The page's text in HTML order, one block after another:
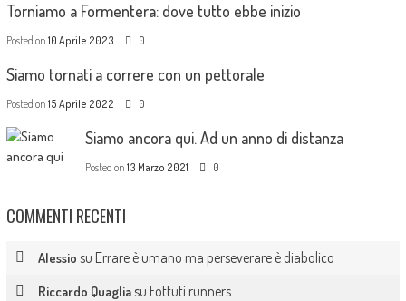
Torniamo a Formentera: dove tutto ebbe inizio
Posted on 10 Aprile 2023 0
Siamo tornati a correre con un pettorale
Posted on 15 Aprile 2022 0
Siamo ancora qui. Ad un anno di distanza
Posted on 13 Marzo 2021 0
COMMENTI RECENTI
Alessio su Errare è umano ma perseverare è diabolico
Riccardo Quagliasu Fottuti runners